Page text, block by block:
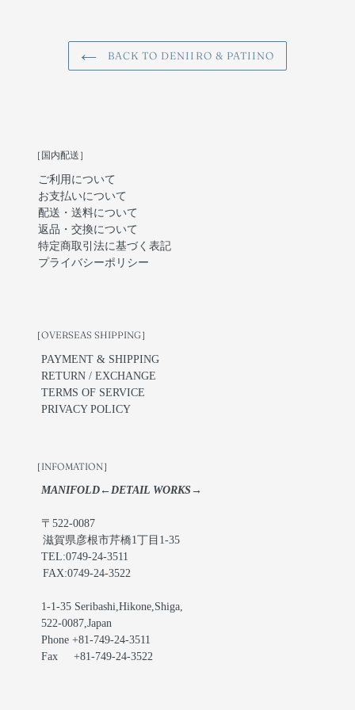
BACK TO DENIIRO & PATIINO
［国内配送］
ご利用について
お支払いについて
配送・送料について
返品・交換について
特定商取引法に基づく表記
プライバシーポリシー
［OVERSEAS SHIPPING］
PAYMENT & SHIPPING
RETURN / EXCHANGE
TERMS OF SERVICE
PRIVACY POLICY
［INFOMATION］
MANIFOLD←DETAIL WORKS→
〒522-0087
滋賀県彦根市芹橋1丁目1-35
TEL:0749-24-3511
FAX:0749-24-3522
1-1-35 Seribashi,Hikone,Shiga,
522-0087,Japan
Phone +81-749-24-3511
Fax +81-749-24-3522